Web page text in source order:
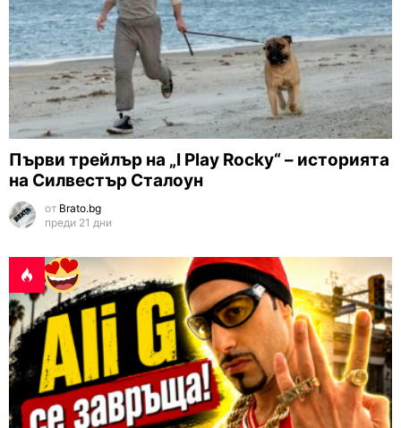
Първи трейлър на „I Play Rocky“ – историята
на Силвестър Сталоун
от Brato.bg
преди 21 дни